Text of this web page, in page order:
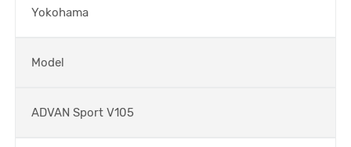
Yokohama
Model
ADVAN Sport V105